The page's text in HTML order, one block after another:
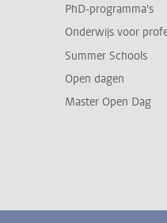
PhD-programma's
Onderwijs voor
Summer Schools
Open dagen
Master Open Dag